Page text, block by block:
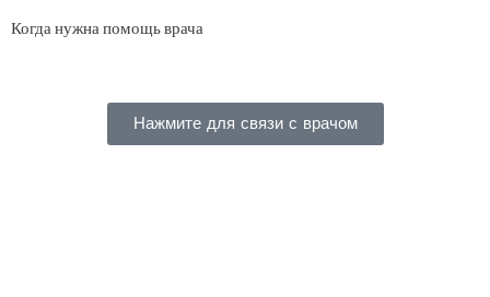
Когда нужна помощь врача
Нажмите для связи с врачом